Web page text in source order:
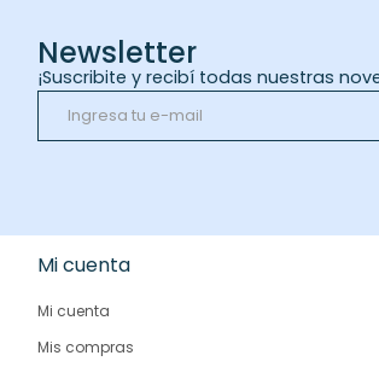
Newsletter
¡Suscribite y recibí todas nuestras
Mi cuenta
Mi cuenta
Mis compras